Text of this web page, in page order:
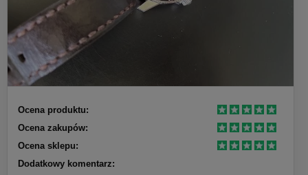
Ocena produktu:
Ocena zakupów:
Ocena sklepu:
Dodatkowy komentarz: